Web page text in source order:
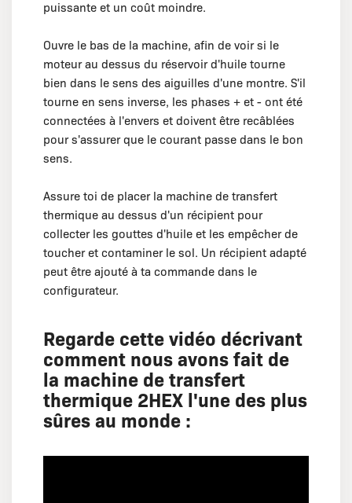
puissante et un coût moindre.
Ouvre le bas de la machine, afin de voir si le
moteur au dessus du réservoir d'huile tourne
bien dans le sens des aiguilles d'une montre. S'il
tourne en sens inverse, les phases + et - ont été
connectées à l'envers et doivent être recâblées
pour s'assurer que le courant passe dans le bon
sens.
Assure toi de placer la machine de transfert
thermique au dessus d'un récipient pour
collecter les gouttes d'huile et les empêcher de
toucher et contaminer le sol. Un récipient adapté
peut être ajouté à ta commande dans le
configurateur.
Regarde cette vidéo décrivant
comment nous avons fait de
la machine de transfert
thermique 2HEX l'une des plus
sûres au monde :